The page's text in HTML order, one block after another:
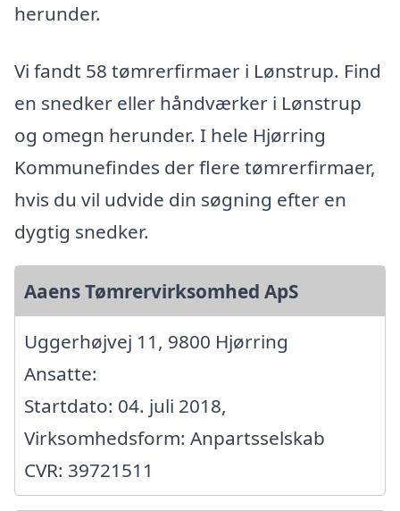
herunder.
Vi fandt 58 tømrerfirmaer i Lønstrup. Find
en snedker eller håndværker i Lønstrup
og omegn herunder. I hele Hjørring
Kommunefindes der flere tømrerfirmaer,
hvis du vil udvide din søgning efter en
dygtig snedker.
Aaens Tømrervirksomhed ApS
Uggerhøjvej 11, 9800 Hjørring
Ansatte:
Startdato: 04. juli 2018,
Virksomhedsform: Anpartsselskab
CVR: 39721511